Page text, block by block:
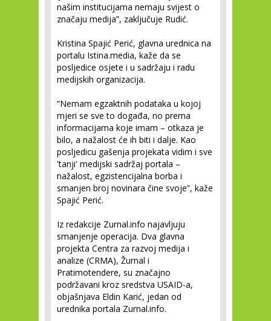
našim institucijama nemaju svijest o
značaju medija”, zaključuje Rudić.
Kristina Spajić Perić, glavna urednica na
portalu Istina.media, kaže da se
posljedice osjete i u sadržaju i radu
medijskih organizacija.
“Nemam egzaktnih podataka u kojoj
mjeri se sve to događa, no prema
informacijama koje imam – otkaza je
bilo, a nažalost će ih biti i dalje. Kao
posljedicu gašenja projekata vidim i sve
'tanji' medijski sadržaj portala –
nažalost, egzistencijalna borba i
smanjen broj novinara čine svoje”, kaže
Spajić Perić.
Iz redakcije Zurnal.info najavljuju
smanjenje operacija. Dva glavna
projekta Centra za razvoj medija i
analize (CRMA), Žurnal i
Pratimotendere, su značajno
podržavani kroz sredstva USAID-a,
objašnjava Eldin Karić, jedan od
urednika portala Zurnal.info.